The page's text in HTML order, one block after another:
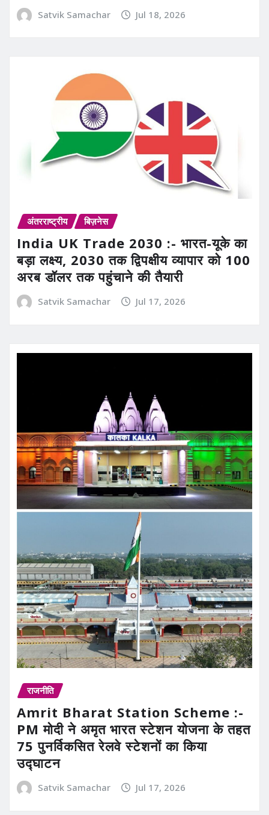
Satvik Samachar Jul 18, 2026
अंतरराष्ट्रीय बिज़नेस
India UK Trade 2030 :- भारत-यूके का
बड़ा लक्ष्य, 2030 तक द्विपक्षीय व्यापार को 100
अरब डॉलर तक पहुंचाने की तैयारी
Satvik Samachar Jul 17, 2026
राजनीति
Amrit Bharat Station Scheme :-
PM मोदी ने अमृत भारत स्टेशन योजना के तहत
75 पुनर्विकसित रेलवे स्टेशनों का किया
उद्घाटन
Satvik Samachar Jul 17, 2026